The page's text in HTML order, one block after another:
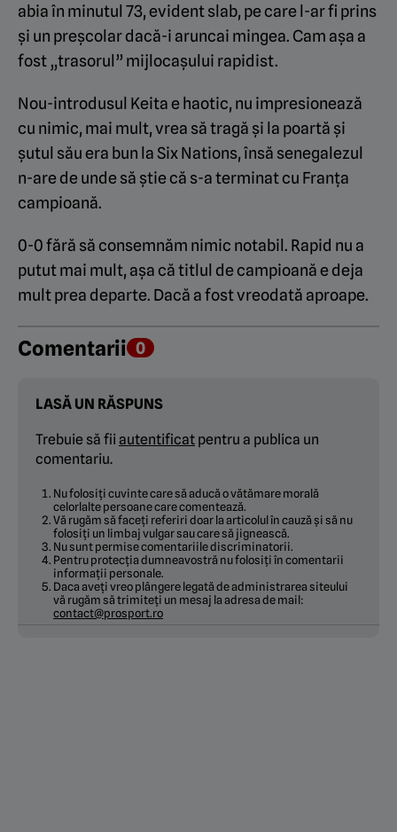
abia în minutul 73, evident slab, pe care l-ar fi prins
și un preșcolar dacă-i aruncai mingea. Cam așa a
fost „trasorul” mijlocașului rapidist.
Nou-introdusul Keita e haotic, nu impresionează
cu nimic, mai mult, vrea să tragă și la poartă și
șutul său era bun la Six Nations, însă senegalezul
n-are de unde să știe că s-a terminat cu Franța
campioană.
0-0 fără să consemnăm nimic notabil. Rapid nu a
putut mai mult, așa că titlul de campioană e deja
mult prea departe. Dacă a fost vreodată aproape.
Comentarii 0
LASĂ UN RĂSPUNS
Trebuie să fii autentificat pentru a publica un
comentariu.
Nu folosiți cuvinte care să aducă o vătămare morală
celorlalte persoane care comentează.
Vă rugăm să faceți referiri doar la articolul în cauză și să nu
folosiți un limbaj vulgar sau care să jignească.
Nu sunt permise comentariile discriminatorii.
Pentru protecția dumneavostră nu folosiți în comentarii
informații personale.
Daca aveți vreo plângere legată de administrarea siteului
vă rugăm să trimiteți un mesaj la adresa de mail:
contact@prosport.ro